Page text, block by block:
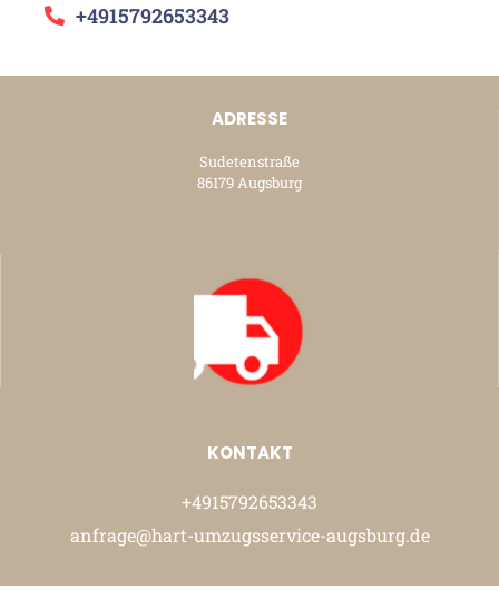
+4915792653343
ADRESSE
Sudetenstraße
86179 Augsburg
KONTAKT
+4915792653343
anfrage@hart-umzugsservice-augsburg.de